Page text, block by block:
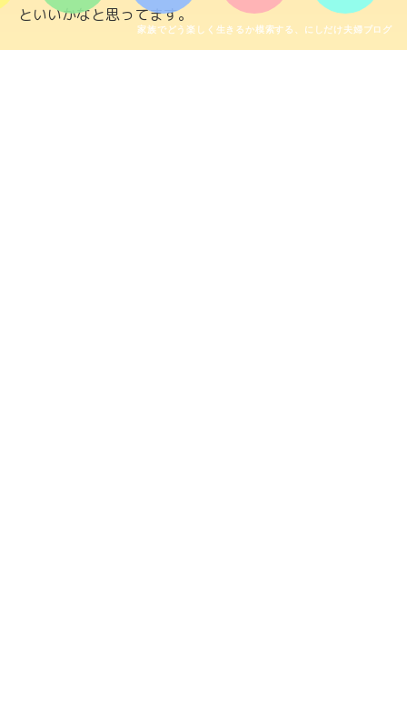
といいかなと思ってます。
家族でどう楽しく生きるか模索する、にしだけ夫婦ブログ